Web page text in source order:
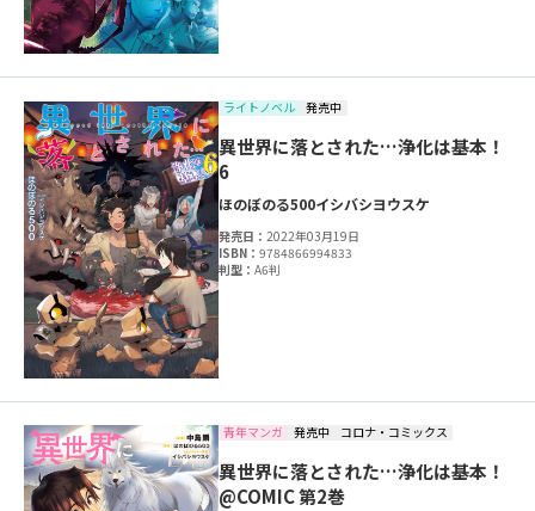
ライトノベル 発売中
異世界に落とされた…浄化は基本！
6
ほのぼのる500イシバシヨウスケ
発売日：2022年03月19日
ISBN：9784866994833
判型：A6判
青年マンガ 発売中 コロナ・コミックス
異世界に落とされた…浄化は基本！
@COMIC 第2巻